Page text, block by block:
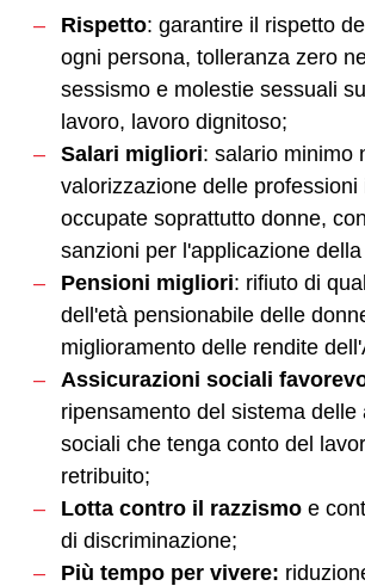
Rispetto: garantire il rispetto
ogni persona, tolleranza zero
sessismo e molestie sessuali
lavoro, lavoro dignitoso;
Salari migliori: salario minimo
valorizzazione delle professioni
occupate soprattutto donne,
sanzioni per l'applicazione
Pensioni migliori: rifiuto di
dell'età pensionabile delle
miglioramento delle rendite
Assicurazioni sociali
ripensamento del sistema delle
sociali che tenga conto del
retribuito;
Lotta contro il razzismo e
di discriminazione;
Più tempo per vivere: